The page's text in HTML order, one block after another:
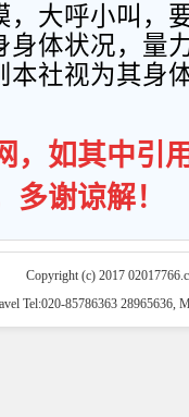
，大呼小叫，
身体状况，量
本社视为其身
，如其中引
多谢谅解！
Copyright (c) 2017
Tel:020-85786363 28965636,